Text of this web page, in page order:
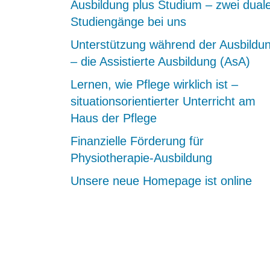
Ausbildung plus Studium – zwei
Studiengänge bei uns
Unterstützung während der
– die Assistierte Ausbildung (AsA)
Lernen, wie Pflege wirklich ist –
situationsorientierter Unterricht am
Haus der Pflege
Finanzielle Förderung für
Physiotherapie-Ausbildung
Unsere neue Homepage ist online